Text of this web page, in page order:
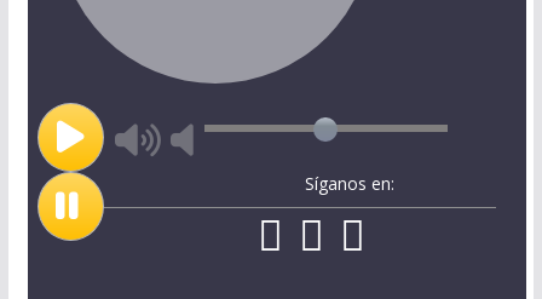
Síganos en: